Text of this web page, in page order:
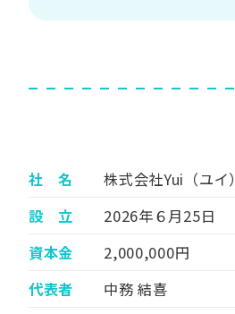
社 名
株式会社Yui（ユイ）
設 立
2026年６月25日
資本金
2,000,000円
代表者
中務 結喜